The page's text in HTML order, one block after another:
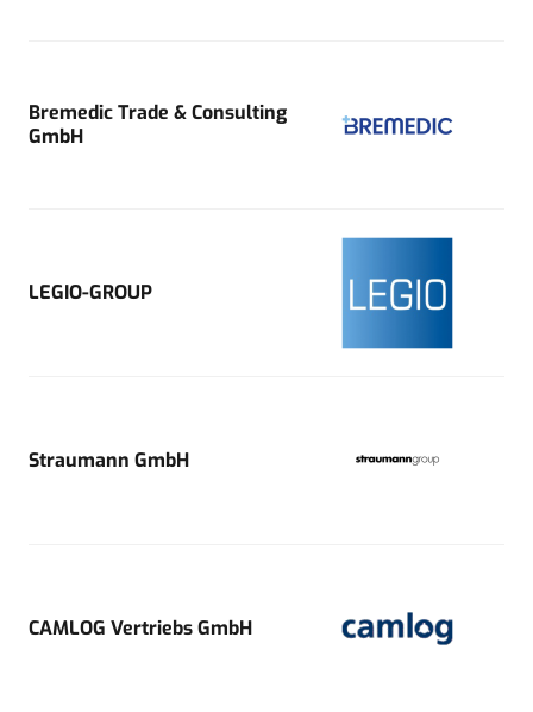
Bremedic Trade & Consulting
GmbH
LEGIO-GROUP
Straumann GmbH
CAMLOG Vertriebs GmbH